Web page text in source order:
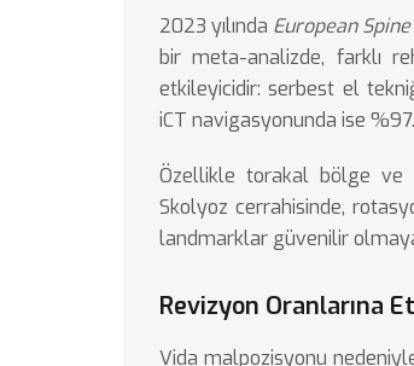
2023 yılında European
bir meta-analizde, farklı
etkileyicidir: serbest el
iCT navigasyonunda ise
Özellikle torakal bölge ve
Skolyoz cerrahisinde,
landmarklar güvenilir
Revizyon Oranlarına
Vida malpozisyonu